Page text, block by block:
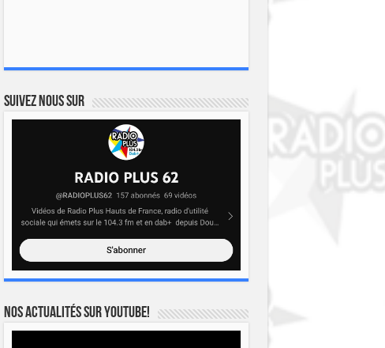
Suivez nous sur
Nos actualités sur YOUTUBE!